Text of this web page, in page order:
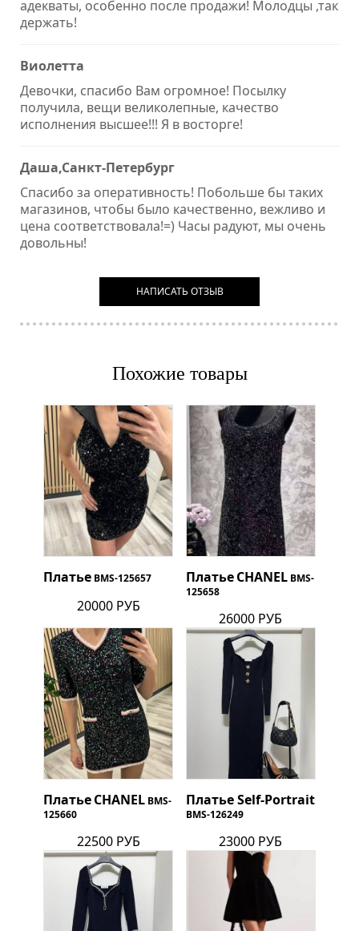
адекваты, особенно после продажи! Молодцы ,так
держать!
Виолетта
Девочки, спасибо Вам огромное! Посылку
получила, вещи великолепные, качество
исполнения высшее!!! Я в восторге!
Даша,Санкт-Петербург
Спасибо за оперативность! Побольше бы таких
магазинов, чтобы было качественно, вежливо и
цена соответствовала!=) Часы радуют, мы очень
довольны!
НАПИСАТЬ ОТЗЫВ
Похожие товары
Платье BMS-125657
20000 РУБ
Платье CHANEL BMS-
125658
26000 РУБ
ПлатьеCHANEL BMS-
125660
22500 РУБ
Платье Self-Portrait
BMS-126249
23000 РУБ